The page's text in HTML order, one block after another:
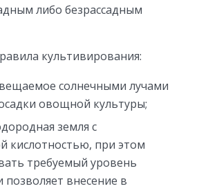
либо безрассадным
культивирования:
солнечными лучами
овощной культуры;
земля с
кислотностью, при этом
требуемый уровень
позволяет внесение в